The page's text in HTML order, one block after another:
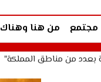
مجتمع من هنا وهناك
بعدد من مناطق المملكة"